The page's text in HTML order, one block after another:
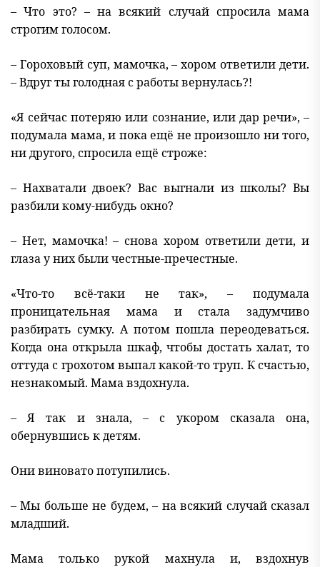
– Что это? – на всякий случай спросила мама
строгим голосом.
– Гороховый суп, мамочка, – хором ответили дети.
– Вдруг ты голодная с работы вернулась?!
«Я сейчас потеряю или сознание, или дар речи», –
подумала мама, и пока ещё не произошло ни того,
ни другого, спросила ещё строже:
– Нахватали двоек? Вас выгнали из школы? Вы
разбили кому-нибудь окно?
– Нет, мамочка! – снова хором ответили дети, и
глаза у них были честные-пречестные.
«Что-то всё-таки не так», – подумала
проницательная мама и стала задумчиво
разбирать сумку. А потом пошла переодеваться.
Когда она открыла шкаф, чтобы достать халат, то
оттуда с грохотом выпал какой-то труп. К счастью,
незнакомый. Мама вздохнула.
– Я так и знала, – с укором сказала она,
обернувшись к детям.
Они виновато потупились.
– Мы больше не будем, – на всякий случай сказал
младший.
Мама только рукой махнула и, вздохнув